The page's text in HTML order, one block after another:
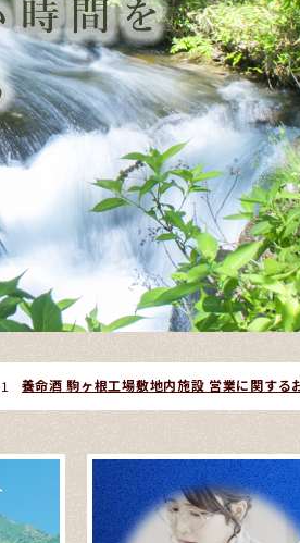
養命酒 駒ヶ根工場敷地内施設 営業に関する